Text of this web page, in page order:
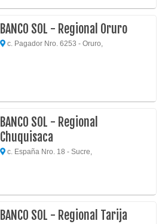
BANCO SOL - Regional Oruro
c. Pagador Nro. 6253 - Oruro,
BANCO SOL - Regional
Chuquisaca
c. España Nro. 18 - Sucre,
BANCO SOL - Regional Tarija